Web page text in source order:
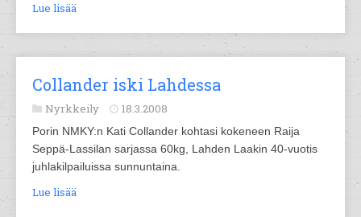
Lue lisää
Collander iski Lahdessa
Nyrkkeily 18.3.2008
Porin NMKY:n Kati Collander kohtasi kokeneen Raija
Seppä-Lassilan sarjassa 60kg, Lahden Laakin 40-vuotis
juhlakilpailuissa sunnuntaina.
Lue lisää